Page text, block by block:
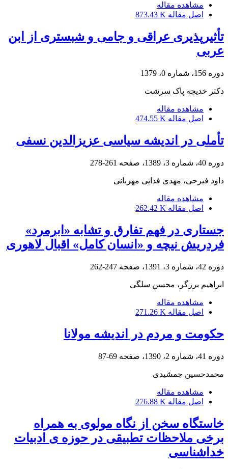
مشاهده مقاله
اصل مقاله 873.43 K
تأثیرپذیری عراقی و جامی و شبستری از ابن
عربی
دوره 156، شماره 0، 1379
دکتر خدیجه پاک سرشت
مشاهده مقاله
اصل مقاله 474.55 K
تأملی در اندیشه سیاسی عزیزالدین نسفی
دوره 40، شماره 3، 1389، صفحه 261-278
داود فیرحی، مهدی فدایی مهربانی
مشاهده مقاله
اصل مقاله 262.42 K
جستاری در فهم تفارق و تشابه‌ «ابرمرد»
فردریش نیچه و «انسان کامل» اقبال لاهوری
دوره 42، شماره 3، 1391، صفحه 247-262
ابراهیم برزگر، محسن سلگی
مشاهده مقاله
اصل مقاله 271.26 K
حکومت و مردم در اندیشه مولانا
دوره 41، شماره 2، 1390، صفحه 69-87
محمدحسین جمشیدی
مشاهده مقاله
اصل مقاله 276.88 K
خاستگاه سخن از نگاه مولوی به همراه
برخی ملاحظات تطبیقی در حوزه ی ادبیات
خداشناسی